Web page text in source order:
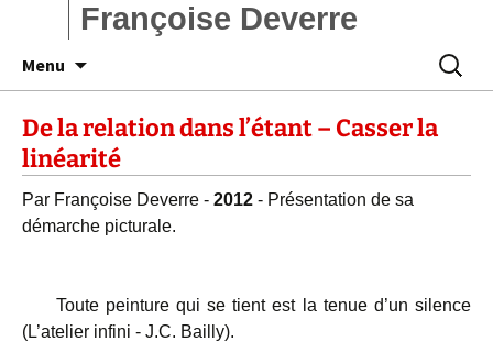
Françoise Deverre
Menu
De la relation dans l’étant – Casser la
linéarité
Par Françoise Deverre - 2012 - Présentation de sa
démarche picturale.
Toute peinture qui se tient est la tenue d’un silence
(L’atelier infini - J.C. Bailly).